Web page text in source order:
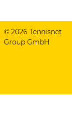
© 2026 Tennisnet
Group GmbH